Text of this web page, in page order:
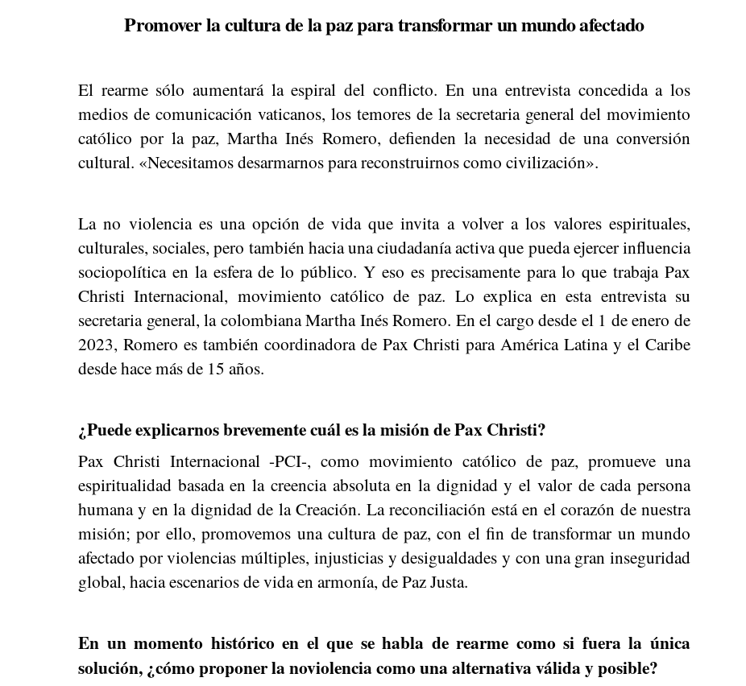
Promover la cultura de la paz para transformar un mundo afectado
El rearme sólo aumentará la espiral del conflicto. En una entrevista concedida a los
medios de comunicación vaticanos, los temores de la secretaria general del movimiento
católico por la paz, Martha Inés Romero, defienden la necesidad de una conversión
cultural. «Necesitamos desarmarnos para reconstruirnos como civilización».
La no violencia es una opción de vida que invita a volver a los valores espirituales,
culturales, sociales, pero también hacia una ciudadanía activa que pueda ejercer influencia
sociopolítica en la esfera de lo público. Y eso es precisamente para lo que trabaja Pax
Christi Internacional, movimiento católico de paz. Lo explica en esta entrevista su
secretaria general, la colombiana Martha Inés Romero. En el cargo desde el 1 de enero de
2023, Romero es también coordinadora de Pax Christi para América Latina y el Caribe
desde hace más de 15 años.
¿Puede explicarnos brevemente cuál es la misión de Pax Christi?
Pax Christi Internacional -PCI-, como movimiento católico de paz, promueve una
espiritualidad basada en la creencia absoluta en la dignidad y el valor de cada persona
humana y en la dignidad de la Creación. La reconciliación está en el corazón de nuestra
misión; por ello, promovemos una cultura de paz, con el fin de transformar un mundo
afectado por violencias múltiples, injusticias y desigualdades y con una gran inseguridad
global, hacia escenarios de vida en armonía, de Paz Justa.
En un momento histórico en el que se habla de rearme como si fuera la única
solución, ¿cómo proponer la noviolencia como una alternativa válida y posible?